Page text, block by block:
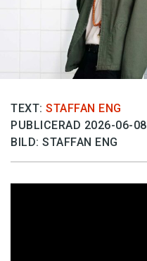
TEXT: STAFFAN ENG
PUBLICERAD 2026-06-08
BILD: STAFFAN ENG